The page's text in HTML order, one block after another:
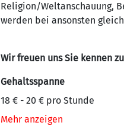
Religion/Weltanschauung,
werden bei ansonsten
Wir freuen uns Sie kennen
Gehaltsspanne
18 € - 20 € pro Stunde
Mehr anzeigen